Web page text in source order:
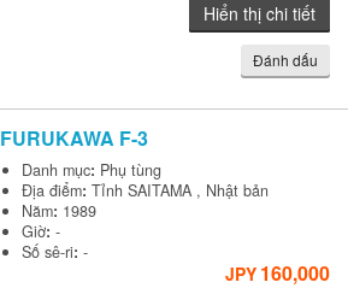
Hiển thị chi tiết
Đánh dấu
FURUKAWA F-3
Danh mục: Phụ tùng
Địa điểm:Tỉnh SAITAMA , Nhật bản
Năm: 1989
Giờ:-
Số sê-ri:-
JPY 160,000